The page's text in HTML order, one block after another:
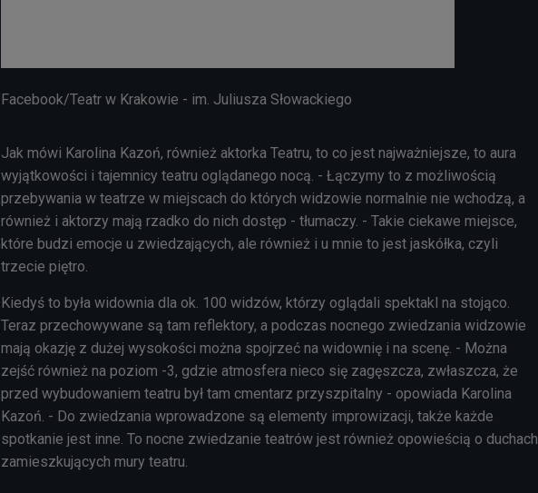
Facebook/Teatr w Krakowie - im. Juliusza Słowackiego
Jak mówi Karolina Kazoń, również aktorka Teatru, to co jest najważniejsze, to aura
wyjątkowości i tajemnicy teatru oglądanego nocą. - Łączymy to z możliwością
przebywania w teatrze w miejscach do których widzowie normalnie nie wchodzą, a
również i aktorzy mają rzadko do nich dostęp - tłumaczy. - Takie ciekawe miejsce,
które budzi emocje u zwiedzających, ale również i u mnie to jest jaskółka, czyli
trzecie piętro.
Kiedyś to była widownia dla ok. 100 widzów, którzy oglądali spektakl na stojąco.
Teraz przechowywane są tam reflektory, a podczas nocnego zwiedzania widzowie
mają okazję z dużej wysokości można spojrzeć na widownię i na scenę. - Można
zejść również na poziom -3, gdzie atmosfera nieco się zagęszcza, zwłaszcza, że
przed wybudowaniem teatru był tam cmentarz przyszpitalny - opowiada Karolina
Kazoń. - Do zwiedzania wprowadzone są elementy improwizacji, także każde
spotkanie jest inne. To nocne zwiedzanie teatrów jest również opowieścią o duchach
zamieszkujących mury teatru.